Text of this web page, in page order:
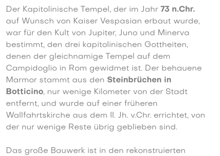
Der Kapitolinische Tempel, der im Jahr 73 n.Chr.
auf Wunsch von Kaiser Vespasian erbaut wurde,
war für den Kult von Jupiter, Juno und Minerva
bestimmt, den drei kapitolinischen Gottheiten,
denen der gleichnamige Tempel auf dem
Campidoglio in Rom gewidmet ist. Der behauene
Marmor stammt aus den Steinbrüchen in
Botticino, nur wenige Kilometer von der Stadt
entfernt, und wurde auf einer früheren
Wallfahrtskirche aus dem II. Jh. v.Chr. errichtet, von
der nur wenige Reste übrig geblieben sind.
Das große Bauwerk ist in den rekonstruierten